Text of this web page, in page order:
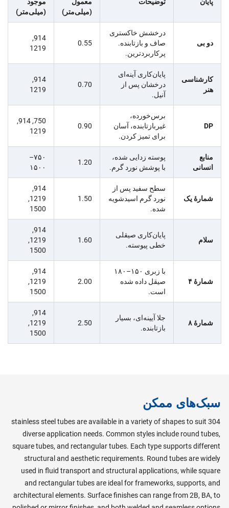
(میلی‌متر)
(میلی‌متر)
دو بی
درخشش خاکستری
صاف و بازتابنده.
پرکاربردترین.
0.55
914,
1219
کارشناسی
هنر
پایان‌کاری آینه‌ای
درخشان پس از
آنیل.
0.70
914,
1219
DP
برس‌خورده،
غیربازتابنده، آسان
برای تمیز کردن.
0.90
750, 914,
1219
منابع
انسانی
پوسته زدایی شده،
با پوشش نورد گرم.
1.20
۷۵۰–
۱۵۰۰
شمارهٔ یک
سطح سفید پس از
نورد گرم اسیدشویه
شده.
1.50
914,
1219,
1500
سلام
پایان‌کاری صیقلی
خطی پیوسته.
1.60
914,
1219,
1500
شمارهٔ ۴
با زبری ۱۵۰–۱۸۰
صیقل داده شده
است.
2.00
914,
1219,
1500
شمارهٔ ۸
جلا آیینه‌ای، بسیار
بازتابنده.
2.50
914,
1219,
1500
سبک‌های ممکن
304 stainless steel tubes are available in a variety of shapes to suit
diverse application needs. Common styles include round tubes,
square tubes, and rectangular tubes. Each type supports different
structural and aesthetic requirements. Round tubes are widely
used in fluid transport and structural applications, while square
and rectangular tubes are ideal for frameworks, supports, and
architectural elements. Surface finishes can range from 2B, BA, to